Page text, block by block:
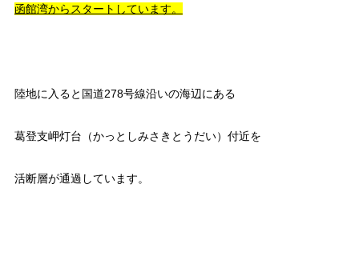
函館湾からスタートしています。
陸地に入ると国道278号線沿いの海辺にある
葛登支岬灯台（かっとしみさきとうだい）付近を
活断層が通過しています。